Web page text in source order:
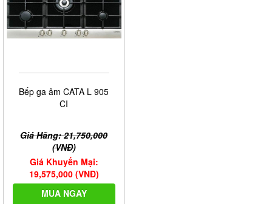
Bếp ga âm CATA L 905
CI
Giá Hãng: 21,750,000
(VNĐ)
Giá Khuyến Mại:
19,575,000 (VNĐ)
MUA NGAY